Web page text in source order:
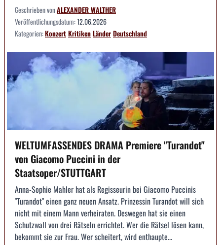
Geschrieben vonALEXANDER WALTHER
Veröffentlichungsdatum:12.06.2026
Kategorien:KonzertKritikenLänderDeutschland
WELTUMFASSENDES DRAMA Premiere "Turandot"
von Giacomo Puccini in der
Staatsoper/STUTTGART
Anna-Sophie Mahler hat als Regisseurin bei Giacomo Puccinis
"Turandot" einen ganz neuen Ansatz. Prinzessin Turandot will sich
nicht mit einem Mann verheiraten. Deswegen hat sie einen
Schutzwall von drei Rätseln errichtet. Wer die Rätsel lösen kann,
bekommt sie zur Frau. Wer scheitert, wird enthaupte...